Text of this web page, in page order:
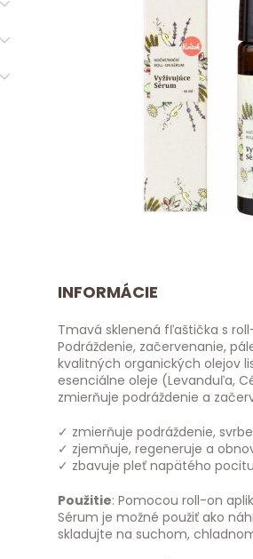
INFORMÁCIE
Tmavá sklenená fľaštička s
Podráždenie, začervenanie,
kvalitných organických olejov
esenciálne oleje (Levanduľa,
zmierňuje podráždenie a
✓ zmierňuje podráždenie,
✓ zjemňuje, regeneruje a
✓ zbavuje pleť napätého pocitu
Použitie: Pomocou roll-on
Sérum je možné použiť ako
skladujte na suchom,